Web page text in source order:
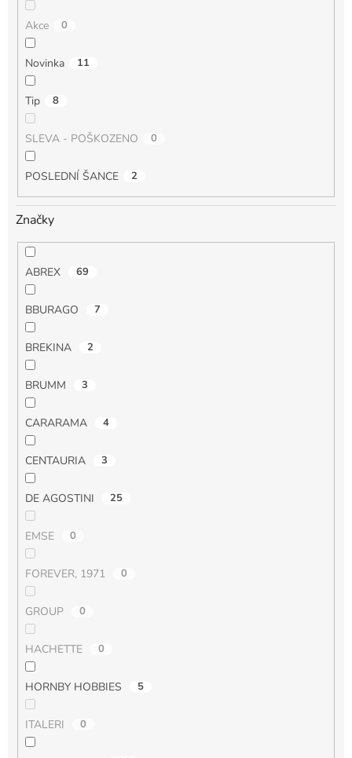
Akce 0
Novinka 11
Tip 8
SLEVA - POŠKOZENO 0
POSLEDNÍ ŠANCE 2
Značky
ABREX 69
BBURAGO 7
BREKINA 2
BRUMM 3
CARARAMA 4
CENTAURIA 3
DE AGOSTINI 25
EMSE 0
FOREVER, 1971 0
GROUP 0
HACHETTE 0
HORNBY HOBBIES 5
ITALERI 0